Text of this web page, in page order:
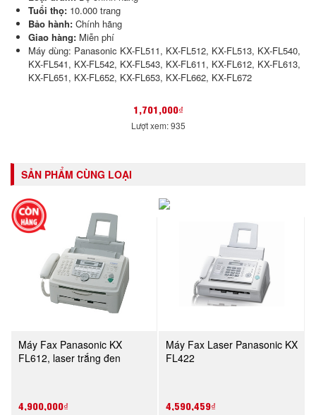
Tuổi thọ: 10.000 trang
Bảo hành: Chính hãng
Giao hàng: Miễn phí
Máy dùng: Panasonic KX-FL511, KX-FL512, KX-FL513, KX-FL540,
KX-FL541, KX-FL542, KX-FL543, KX-FL611, KX-FL612, KX-FL613,
KX-FL651, KX-FL652, KX-FL653, KX-FL662, KX-FL672
1,701,000₫
Lượt xem: 935
SẢN PHẨM CÙNG LOẠI
Máy Fax Panasonic KX
FL612, laser trắng đen
4,900,000₫
Máy Fax Laser Panasonic KX
FL422
4,590,459₫